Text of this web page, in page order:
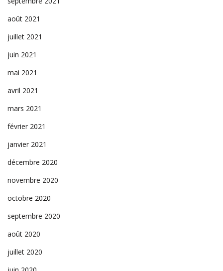
août 2021
juillet 2021
juin 2021
mai 2021
avril 2021
mars 2021
février 2021
janvier 2021
décembre 2020
novembre 2020
octobre 2020
septembre 2020
août 2020
juillet 2020